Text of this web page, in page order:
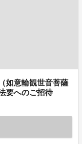
如意輪観世音菩薩
要へのご招待